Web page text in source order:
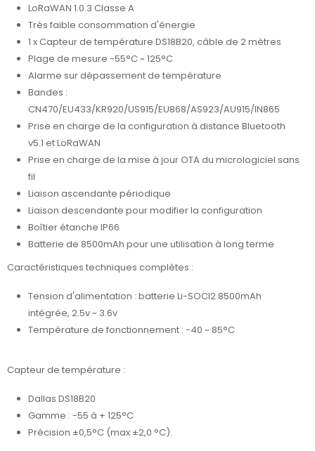
LoRaWAN 1.0.3 Classe A
Très faible consommation d'énergie
1 x Capteur de température DS18B20, câble de 2 mètres
Plage de mesure -55°C ~ 125°C
Alarme sur dépassement de température
Bandes :
CN470/EU433/KR920/US915/EU868/AS923/AU915/IN865
Prise en charge de la configuration à distance Bluetooth
v5.1 et LoRaWAN
Prise en charge de la mise à jour OTA du micrologiciel sans
fil
Liaison ascendante périodique
Liaison descendante pour modifier la configuration
Boîtier étanche IP66
Batterie de 8500mAh pour une utilisation à long terme
Caractéristiques techniques complètes :
Tension d'alimentation : batterie Li-SOCI2 8500mAh
intégrée, 2.5v ~ 3.6v
Température de fonctionnement : -40 ~ 85°C
Capteur de température :
Dallas DS18B20
Gamme : -55 à + 125°C
Précision ±0,5°C (max ±2,0 °C).